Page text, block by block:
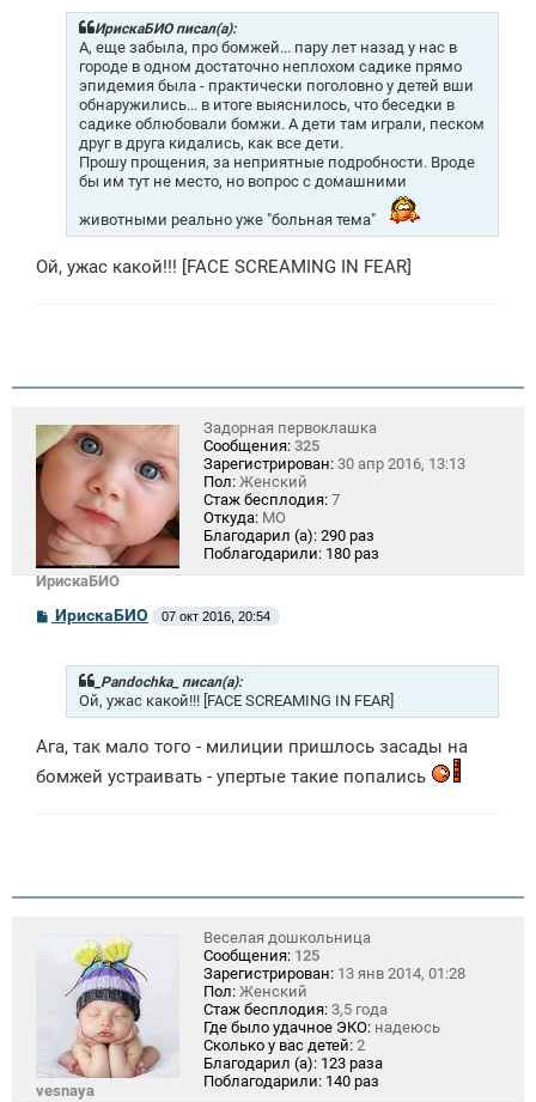
б
щ
е
н
и
е
ИрискаБИО писал(а):
А, еще забыла, про бомжей... пару лет назад у нас в
городе в одном достаточно неплохом садике прямо
эпидемия была - практически поголовно у детей вши
обнаружились... в итоге выяснилось, что беседки в
садике облюбовали бомжи. А дети там играли, песком
друг в друга кидались, как все дети.
Прошу прощения, за неприятные подробности. Вроде
бы им тут не место, но вопрос с домашними
животными реально уже "больная тема"
Ой, ужас какой!!! [FACE SCREAMING IN FEAR]
ИрискаБИО
Задорная первоклашка
Сообщения: 325
Зарегистрирован: 30 апр 2016, 13:13
Пол: Женский
Стаж бесплодия: 7
Откуда: МО
Благодарил (а): 290 раз
Поблагодарили: 180 раз
С
е
ИрискаБИО 07 окт 2016, 20:54
_Pandochka_ писал(а):
Ой, ужас какой!!! [FACE SCREAMING IN FEAR]
Ага, так мало того - милиции пришлось засады на
бомжей устраивать - упертые такие попались
vesnaya
Веселая дошкольница
Сообщения: 125
Зарегистрирован: 13 янв 2014, 01:28
Пол: Женский
Стаж бесплодия: 3,5 года
Где было удачное ЭКО: надеюсь
Сколько у вас детей: 2
Благодарил (а): 123 раза
Поблагодарили: 140 раз